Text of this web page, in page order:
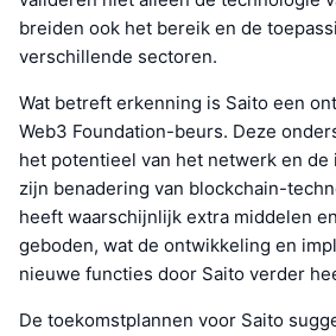
breiden ook het bereik en de
verschillende sectoren.
Wat betreft erkenning is Saito een
Web3 Foundation-beurs. Deze
het potentieel van het netwerk en de
zijn benadering van blockchain-
heeft waarschijnlijk extra middelen
geboden, wat de ontwikkeling en
nieuwe functies door Saito verder
De toekomstplannen voor Saito